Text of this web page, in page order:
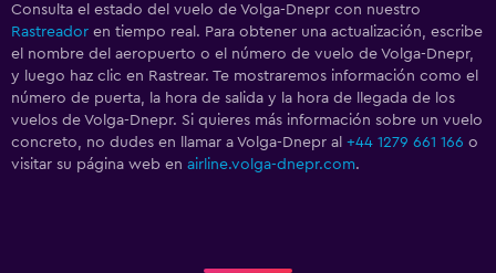
Consulta el estado del vuelo de Volga-Dnepr con nuestro
Rastreador en tiempo real. Para obtener una actualización, escribe
el nombre del aeropuerto o el número de vuelo de Volga-Dnepr,
y luego haz clic en Rastrear. Te mostraremos información como el
número de puerta, la hora de salida y la hora de llegada de los
vuelos de Volga-Dnepr. Si quieres más información sobre un vuelo
concreto, no dudes en llamar a Volga-Dnepr al +44 1279 661 166 o
visitar su página web en airline.volga-dnepr.com.